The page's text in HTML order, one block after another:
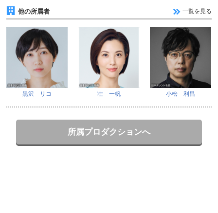
他の所属者 一覧を見る
黒沢 リコ 壮 一帆 小松 利昌
所属プロダクションへ